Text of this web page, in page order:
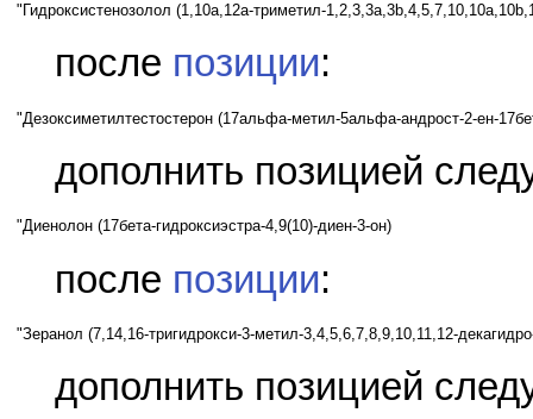
"Гидроксистенозолол (1,10a,12a-триметил-
после позиции:
"Дезоксиметилтестостерон (17альфа-метил-5альфа-андрост-2-ен-
дополнить позицией
"Диенолон (17бета-гидроксиэстра-4,9(10)-диен-3-он)
после позиции:
"Зеранол (7,14,16-тригидрокси-3-метил-3,4,5,6,7,8,9,10,11,12-
дополнить позицией